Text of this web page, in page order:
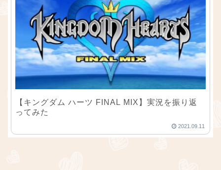
【キングダム ハーツ FINAL MIX】実況を振り返
ってみた
2021.09.11